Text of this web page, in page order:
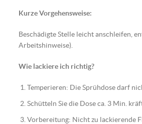
Kurze Vorgehensweise:
Beschädigte Stelle leicht anschleifen,
Arbeitshinweise).
Wie lackiere ich richtig?
Temperieren: Die Sprühdose darf
Schütteln Sie die Dose ca. 3 Min.
Vorbereitung: Nicht zu lackierende